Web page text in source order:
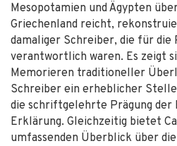
Mesopotamien und Ägypten
Griechenland reicht,
damaliger Schreiber, die für
verantwortlich waren. Es zeigt
Memorieren traditioneller
Schreiber ein erheblicher
die schriftgelehrte Prägung der
Erklärung. Gleichzeitig bietet
umfassenden Überblick über